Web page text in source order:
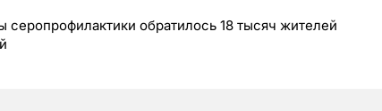
серопрофилактики обратилось 18 тысяч жителей